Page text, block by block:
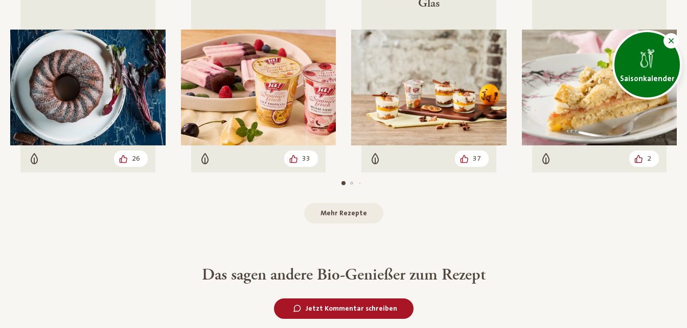
Saisonkalender
Vegetarisch 26 Vegetarisch 33 Vegetarisch 37 Vegetarisch 2
Mehr Rezepte
Das sagen andere Bio-Genießer zum Rezept
Jetzt Kommentar schreiben